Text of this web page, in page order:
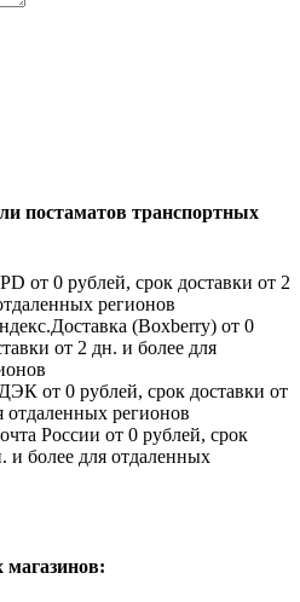
постаматов транспортных
от 0 рублей, срок доставки от 2
регионов
(Boxberry) от 0
от 2 дн. и более для
от 0 рублей, срок доставки от
отдаленных регионов
России от 0 рублей, срок
и более для отдаленных